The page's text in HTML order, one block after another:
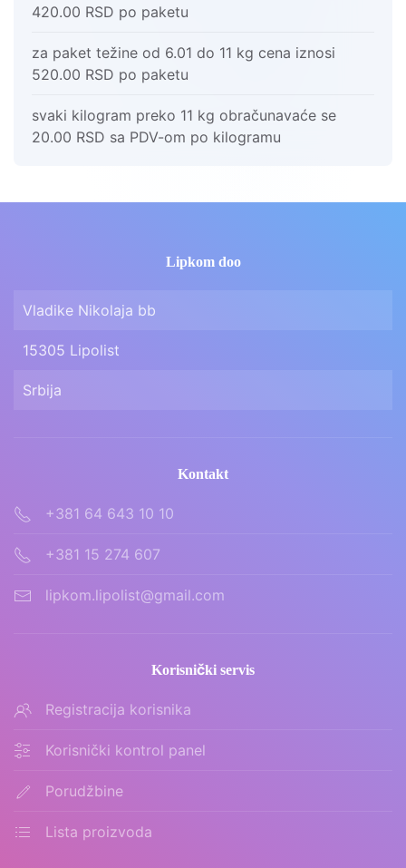
420.00 RSD po paketu
za paket težine od 6.01 do 11 kg cena iznosi
520.00 RSD po paketu
svaki kilogram preko 11 kg obračunavaće se
20.00 RSD sa PDV-om po kilogramu
Lipkom doo
Vladike Nikolaja bb
15305 Lipolist
Srbija
Kontakt
+381 64 643 10 10
+381 15 274 607
lipkom.lipolist@gmail.com
Korisnički servis
Registracija korisnika
Korisnički kontrol panel
Porudžbine
Lista proizvoda